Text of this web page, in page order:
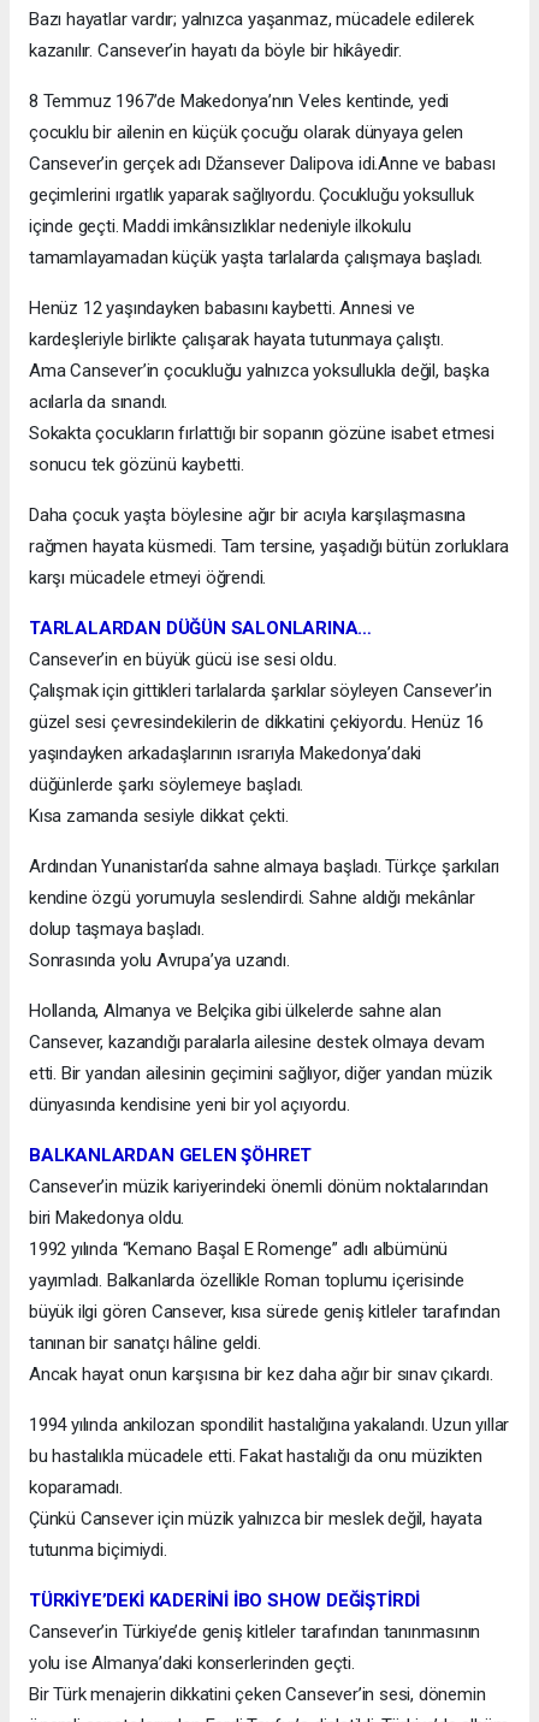
Bazı hayatlar vardır; yalnızca yaşanmaz, mücadele edilerek
kazanılır. Cansever’in hayatı da böyle bir hikâyedir.
8 Temmuz 1967’de Makedonya’nın Veles kentinde, yedi
çocuklu bir ailenin en küçük çocuğu olarak dünyaya gelen
Cansever’in gerçek adı Džansever Dalipova idi.Anne ve babası
geçimlerini ırgatlık yaparak sağlıyordu. Çocukluğu yoksulluk
içinde geçti. Maddi imkânsızlıklar nedeniyle ilkokulu
tamamlayamadan küçük yaşta tarlalarda çalışmaya başladı.
Henüz 12 yaşındayken babasını kaybetti. Annesi ve
kardeşleriyle birlikte çalışarak hayata tutunmaya çalıştı.
Ama Cansever’in çocukluğu yalnızca yoksullukla değil, başka
acılarla da sınandı.
Sokakta çocukların fırlattığı bir sopanın gözüne isabet etmesi
sonucu tek gözünü kaybetti.
Daha çocuk yaşta böylesine ağır bir acıyla karşılaşmasına
rağmen hayata küsmedi. Tam tersine, yaşadığı bütün zorluklara
karşı mücadele etmeyi öğrendi.
TARLALARDAN DÜĞÜN SALONLARINA…
Cansever’in en büyük gücü ise sesi oldu.
Çalışmak için gittikleri tarlalarda şarkılar söyleyen Cansever’in
güzel sesi çevresindekilerin de dikkatini çekiyordu. Henüz 16
yaşındayken arkadaşlarının ısrarıyla Makedonya’daki
düğünlerde şarkı söylemeye başladı.
Kısa zamanda sesiyle dikkat çekti.
Ardından Yunanistan’da sahne almaya başladı. Türkçe şarkıları
kendine özgü yorumuyla seslendirdi. Sahne aldığı mekânlar
dolup taşmaya başladı.
Sonrasında yolu Avrupa’ya uzandı.
Hollanda, Almanya ve Belçika gibi ülkelerde sahne alan
Cansever, kazandığı paralarla ailesine destek olmaya devam
etti. Bir yandan ailesinin geçimini sağlıyor, diğer yandan müzik
dünyasında kendisine yeni bir yol açıyordu.
BALKANLARDAN GELEN ŞÖHRET
Cansever’in müzik kariyerindeki önemli dönüm noktalarından
biri Makedonya oldu.
1992 yılında “Kemano Başal E Romenge” adlı albümünü
yayımladı. Balkanlarda özellikle Roman toplumu içerisinde
büyük ilgi gören Cansever, kısa sürede geniş kitleler tarafından
tanınan bir sanatçı hâline geldi.
Ancak hayat onun karşısına bir kez daha ağır bir sınav çıkardı.
1994 yılında ankilozan spondilit hastalığına yakalandı. Uzun yıllar
bu hastalıkla mücadele etti. Fakat hastalığı da onu müzikten
koparamadı.
Çünkü Cansever için müzik yalnızca bir meslek değil, hayata
tutunma biçimiydi.
TÜRKİYE’DEKİ KADERİNİ İBO SHOW DEĞİŞTİRDİ
Cansever’in Türkiye’de geniş kitleler tarafından tanınmasının
yolu ise Almanya’daki konserlerinden geçti.
Bir Türk menajerin dikkatini çeken Cansever’in sesi, dönemin